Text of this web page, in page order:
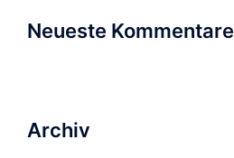
Neueste Kommentare
Archiv